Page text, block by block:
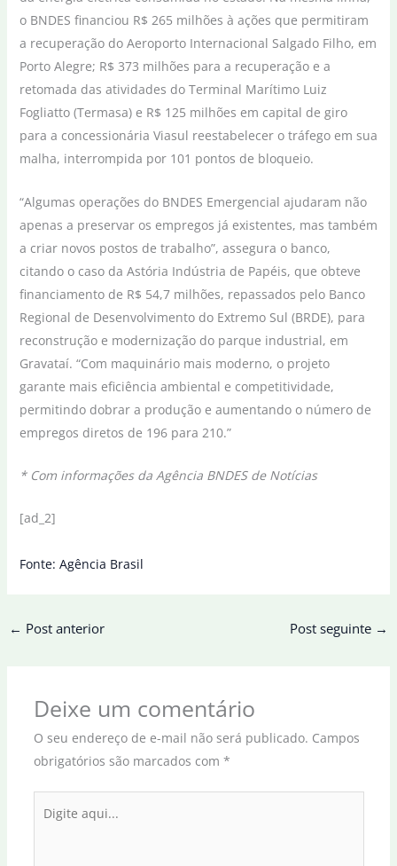
o BNDES financiou R$ 265 milhões à ações que permitiram
a recuperação do Aeroporto Internacional Salgado Filho, em
Porto Alegre; R$ 373 milhões para a recuperação e a
retomada das atividades do Terminal Marítimo Luiz
Fogliatto (Termasa) e R$ 125 milhões em capital de giro
para a concessionária Viasul reestabelecer o tráfego em sua
malha, interrompida por 101 pontos de bloqueio.
“Algumas operações do BNDES Emergencial ajudaram não
apenas a preservar os empregos já existentes, mas também
a criar novos postos de trabalho”, assegura o banco,
citando o caso da Astória Indústria de Papéis, que obteve
financiamento de R$ 54,7 milhões, repassados pelo Banco
Regional de Desenvolvimento do Extremo Sul (BRDE), para
reconstrução e modernização do parque industrial, em
Gravataí. “Com maquinário mais moderno, o projeto
garante mais eficiência ambiental e competitividade,
permitindo dobrar a produção e aumentando o número de
empregos diretos de 196 para 210.”
* Com informações da Agência BNDES de Notícias
[ad_2]
Fonte: Agência Brasil
← Post anterior Post seguinte →
Deixe um comentário
O seu endereço de e-mail não será publicado. Campos
obrigatórios são marcados com *
aqui...